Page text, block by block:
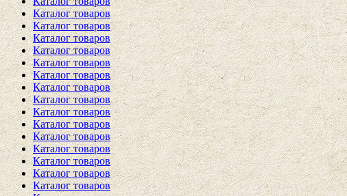
Каталог товаров
Каталог товаров
Каталог товаров
Каталог товаров
Каталог товаров
Каталог товаров
Каталог товаров
Каталог товаров
Каталог товаров
Каталог товаров
Каталог товаров
Каталог товаров
Каталог товаров
Каталог товаров
Каталог товаров